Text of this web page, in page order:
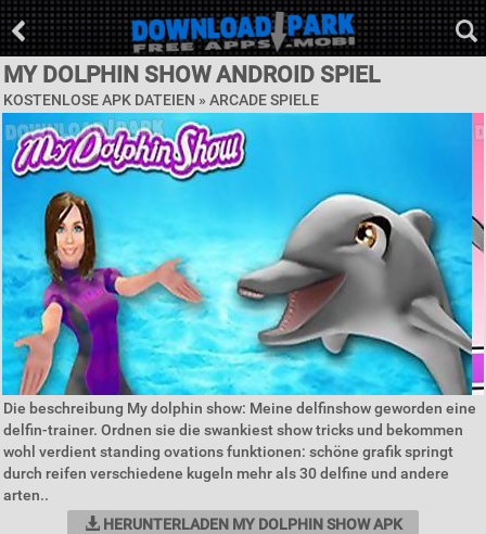
MY DOLPHIN SHOW ANDROID SPIEL
KOSTENLOSE APK DATEIEN » ARCADE SPIELE
Die beschreibung My dolphin show: Meine delfinshow geworden eine
delfin-trainer. Ordnen sie die swankiest show tricks und bekommen
wohl verdient standing ovations funktionen: schöne grafik springt
durch reifen verschiedene kugeln mehr als 30 delfine und andere
arten..
HERUNTERLADEN MY DOLPHIN SHOW APK